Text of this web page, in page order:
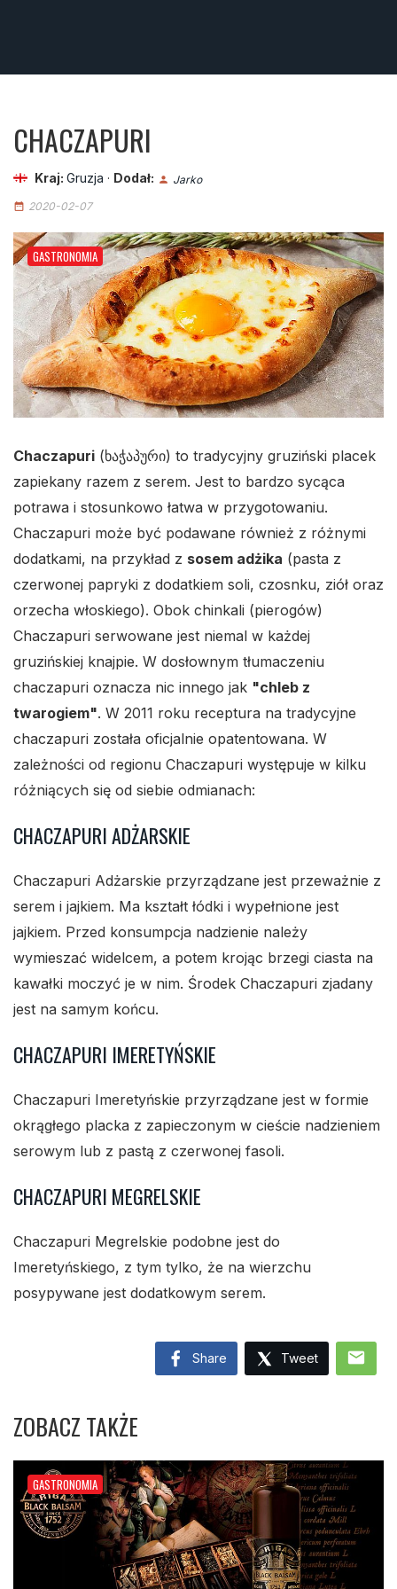
CHACZAPURI
Kraj: Gruzja · Dodał: person Jarko
date_range 2020-02-07
GASTRONOMIA
Chaczapuri (ხაჭაპური) to tradycyjny gruziński placek
zapiekany razem z serem. Jest to bardzo sycąca
potrawa i stosunkowo łatwa w przygotowaniu.
Chaczapuri może być podawane również z różnymi
dodatkami, na przykład z sosem adżika (pasta z
czerwonej papryki z dodatkiem soli, czosnku, ziół oraz
orzecha włoskiego). Obok chinkali (pierogów)
Chaczapuri serwowane jest niemal w każdej
gruzińskiej knajpie. W dosłownym tłumaczeniu
chaczapuri oznacza nic innego jak "chleb z
twarogiem". W 2011 roku receptura na tradycyjne
chaczapuri została oficjalnie opatentowana. W
zależności od regionu Chaczapuri występuje w kilku
różniących się od siebie odmianach:
CHACZAPURI ADŻARSKIE
Chaczapuri Adżarskie przyrządzane jest przeważnie z
serem i jajkiem. Ma kształt łódki i wypełnione jest
jajkiem. Przed konsumpcja nadzienie należy
wymieszać widelcem, a potem krojąc brzegi ciasta na
kawałki moczyć je w nim. Środek Chaczapuri zjadany
jest na samym końcu.
CHACZAPURI IMERETYŃSKIE
Chaczapuri Imeretyńskie przyrządzane jest w formie
okrągłego placka z zapieczonym w cieście nadzieniem
serowym lub z pastą z czerwonej fasoli.
CHACZAPURI MEGRELSKIE
Chaczapuri Megrelskie podobne jest do
Imeretyńskiego, z tym tylko, że na wierzchu
posypywane jest dodatkowym serem.
Share Tweet mail
ZOBACZ TAKŻE
GASTRONOMIA